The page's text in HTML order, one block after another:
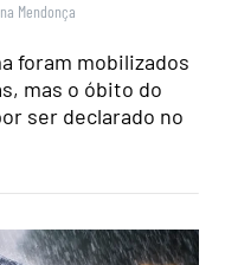
Mendonça
foram mobilizados
mas o óbito do
ser declarado no